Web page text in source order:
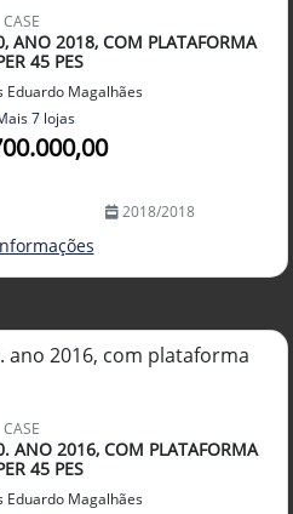
CASE
ANO 2018, COM PLATAFORMA
45 PES
Eduardo Magalhães
7 lojas
2018/2018
CASE
ANO 2016, COM PLATAFORMA
45 PES
Eduardo Magalhães